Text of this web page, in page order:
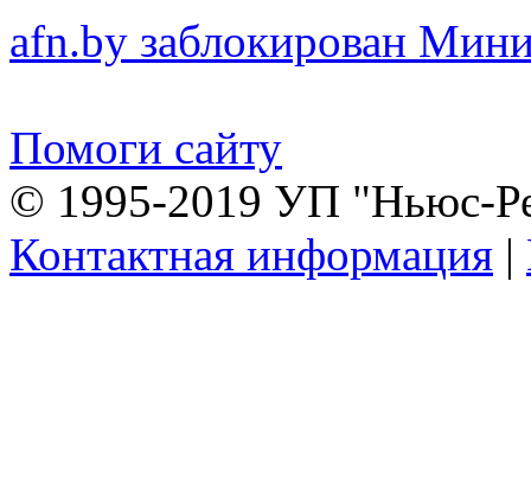
afn.by заблокирован
Помоги сайту
© 1995-2019 УП "Ньюс-
Контактная информация |